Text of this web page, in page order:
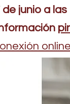
de junio a las